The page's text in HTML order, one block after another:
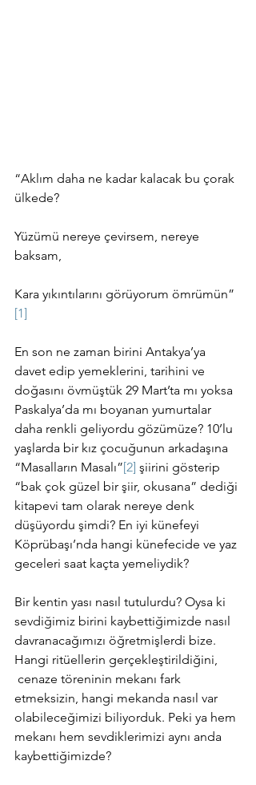
“Aklım daha ne kadar kalacak bu çorak
ülkede?
Yüzümü nereye çevirsem, nereye
baksam,
Kara yıkıntılarını görüyorum ömrümün”
[1]
En son ne zaman birini Antakya’ya
davet edip yemeklerini, tarihini ve
doğasını övmüştük 29 Mart’ta mı yoksa
Paskalya’da mı boyanan yumurtalar
daha renkli geliyordu gözümüze? 10’lu
yaşlarda bir kız çocuğunun arkadaşına
“Masalların Masalı”[2] şiirini gösterip
“bak çok güzel bir şiir, okusana” dediği
kitapevi tam olarak nereye denk
düşüyordu şimdi? En iyi künefeyi
Köprübaşı’nda hangi künefecide ve yaz
geceleri saat kaçta yemeliydik?
Bir kentin yası nasıl tutulurdu? Oysa ki
sevdiğimiz birini kaybettiğimizde nasıl
davranacağımızı öğretmişlerdi bize.
Hangi ritüellerin gerçekleştirildiğini,
cenaze töreninin mekanı fark
etmeksizin, hangi mekanda nasıl var
olabileceğimizi biliyorduk. Peki ya hem
mekanı hem sevdiklerimizi aynı anda
kaybettiğimizde?